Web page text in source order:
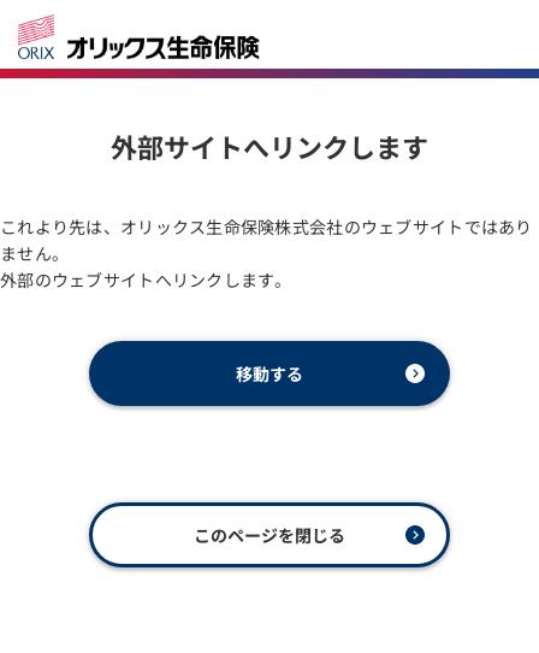
外部サイトへリンクします
これより先は、オリックス生命保険株式会社のウェブサイトではあり
ません。
外部のウェブサイトへリンクします。
移動する
このページを閉じる